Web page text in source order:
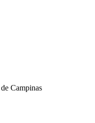
Campinas